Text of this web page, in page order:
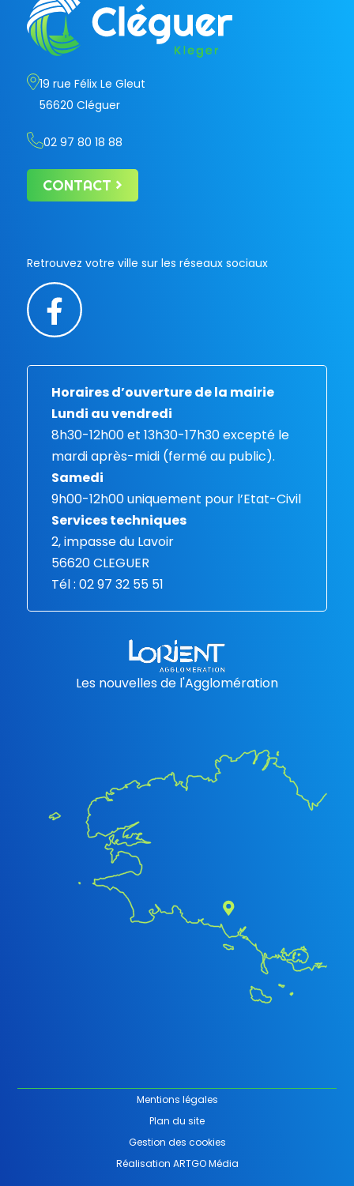
19 rue Félix Le Gleut
56620 Cléguer
02 97 80 18 88
CONTACT
Retrouvez votre ville sur les réseaux sociaux
Horaires d’ouverture de la mairie
Lundi au vendredi
8h30-12h00 et 13h30-17h30 excepté le
mardi après-midi (fermé au public).
Samedi
9h00-12h00 uniquement pour l’Etat-Civil
Services techniques
2, impasse du Lavoir
56620 CLEGUER
Tél : 02 97 32 55 51
Les nouvelles de l'Agglomération
Mentions légales
Plan du site
Gestion des cookies
Réalisation ARTGO Média